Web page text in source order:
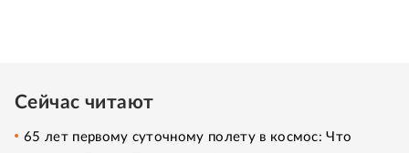
Сейчас читают
65 лет первому суточному полету в космос: Что